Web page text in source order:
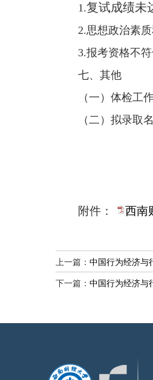
1.复试成绩未
2.思想政治素
3.报考资格不
七、其他
（一）体检工
（二）拟录取
附件： 西南
上一篇： 中国行为经济与
下一篇： 中国行为经济与